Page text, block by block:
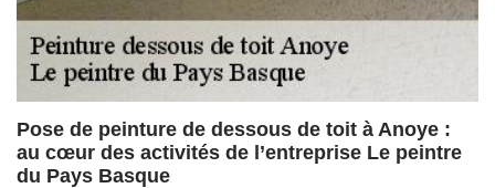
Pose de peinture de dessous de toit à Anoye :
au cœur des activités de l’entreprise Le peintre
du Pays Basque